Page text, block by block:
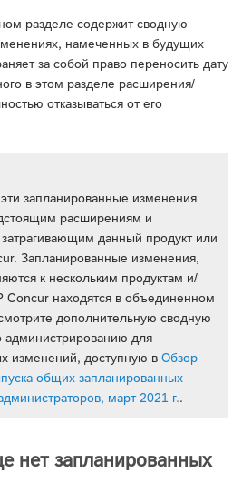
разделе содержит сводную
намеченных в будущих
за собой право переносить дату
в этом разделе расширения/
отказываться от его
запланированные изменения
расширениям и
данный продукт или
Запланированные изменения,
к нескольким продуктам и/
Concur находятся в объединенном
дополнительную сводную
для
изменений, доступную вОбзор
общих запланированных
март 2021 г..
нет запланированных